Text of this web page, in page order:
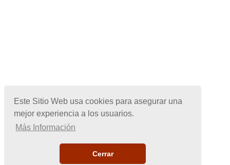
Este Sitio Web usa cookies para asegurar una
mejor experiencia a los usuarios.
Más Información
Cerrar